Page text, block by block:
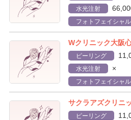
水光注射
フォトフェイシャル
Wクリニック大阪
ピーリング
水光注射 ×
フォトフェイシャル
サクラアズクリニ
ピーリング